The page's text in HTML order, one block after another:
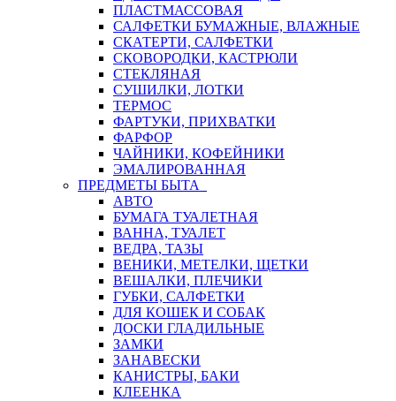
ПЛАСТМАССОВАЯ
САЛФЕТКИ БУМАЖНЫЕ, ВЛАЖНЫЕ
СКАТЕРТИ, САЛФЕТКИ
СКОВОРОДКИ, КАСТРЮЛИ
СТЕКЛЯНАЯ
СУШИЛКИ, ЛОТКИ
ТЕРМОС
ФАРТУКИ, ПРИХВАТКИ
ФАРФОР
ЧАЙНИКИ, КОФЕЙНИКИ
ЭМАЛИРОВАННАЯ
ПРЕДМЕТЫ БЫТА
АВТО
БУМАГА ТУАЛЕТНАЯ
ВАННА, ТУАЛЕТ
ВЕДРА, ТАЗЫ
ВЕНИКИ, МЕТЕЛКИ, ЩЕТКИ
ВЕШАЛКИ, ПЛЕЧИКИ
ГУБКИ, САЛФЕТКИ
ДЛЯ КОШЕК И СОБАК
ДОСКИ ГЛАДИЛЬНЫЕ
ЗАМКИ
ЗАНАВЕСКИ
КАНИСТРЫ, БАКИ
КЛЕЕНКА